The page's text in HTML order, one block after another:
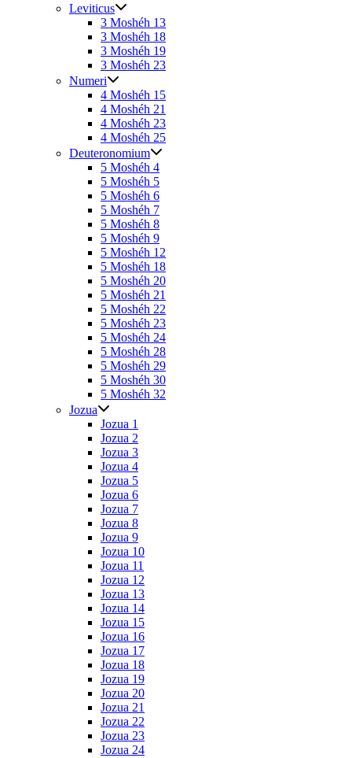
Leviticus
3 Moshéh 13
3 Moshéh 18
3 Moshéh 19
3 Moshéh 23
Numeri
4 Moshéh 15
4 Moshéh 21
4 Moshéh 23
4 Moshéh 25
Deuteronomium
5 Moshéh 4
5 Moshéh 5
5 Moshéh 6
5 Moshéh 7
5 Moshéh 8
5 Moshéh 9
5 Moshéh 12
5 Moshéh 18
5 Moshéh 20
5 Moshéh 21
5 Moshéh 22
5 Moshéh 23
5 Moshéh 24
5 Moshéh 28
5 Moshéh 29
5 Moshéh 30
5 Moshéh 32
Jozua
Jozua 1
Jozua 2
Jozua 3
Jozua 4
Jozua 5
Jozua 6
Jozua 7
Jozua 8
Jozua 9
Jozua 10
Jozua 11
Jozua 12
Jozua 13
Jozua 14
Jozua 15
Jozua 16
Jozua 17
Jozua 18
Jozua 19
Jozua 20
Jozua 21
Jozua 22
Jozua 23
Jozua 24